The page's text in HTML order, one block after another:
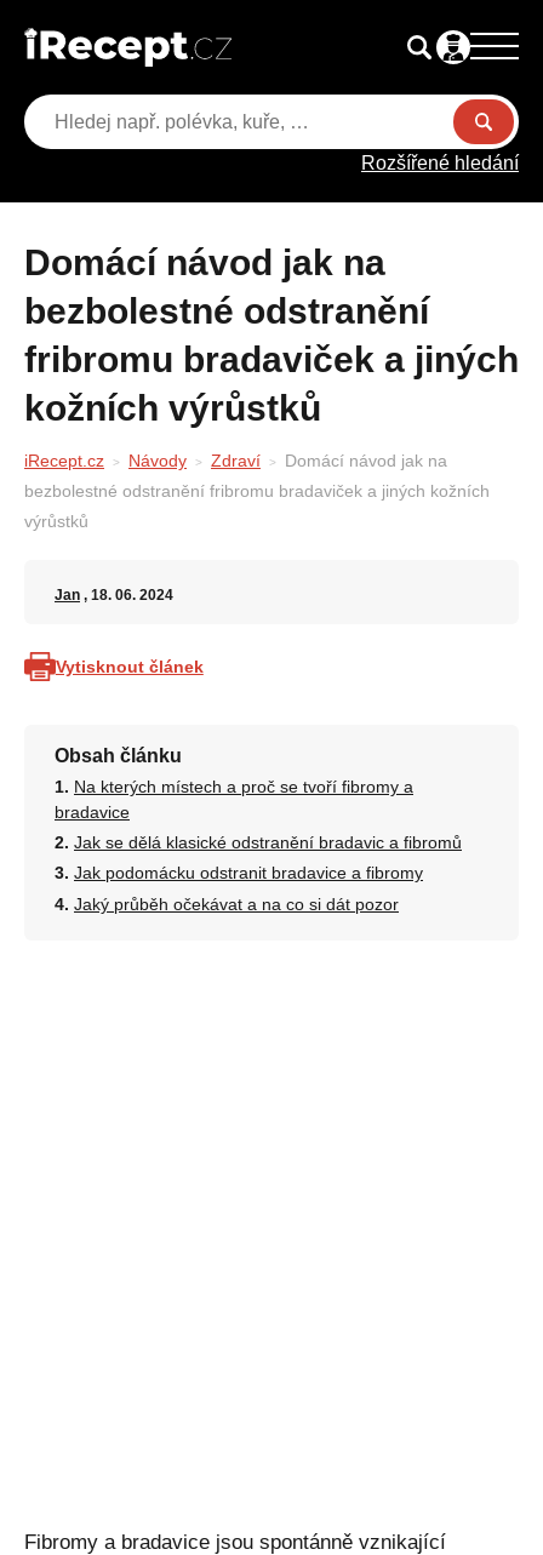
Rozšířené hledání
Domácí návod jak na
bezbolestné odstranění
fribromu bradaviček a jiných
kožních výrůstků
iRecept.cz Návody Zdraví
Domácí návod jak na
bezbolestné odstranění fribromu bradaviček a jiných kožních
výrůstků
Jan , 18. 06. 2024
Vytisknout článek
Obsah článku
Na kterých místech a proč se tvoří fibromy a
bradavice
Jak se dělá klasické odstranění bradavic a fibromů
Jak podomácku odstranit bradavice a fibromy
Jaký průběh očekávat a na co si dát pozor
Fibromy a bradavice jsou spontánně vznikající